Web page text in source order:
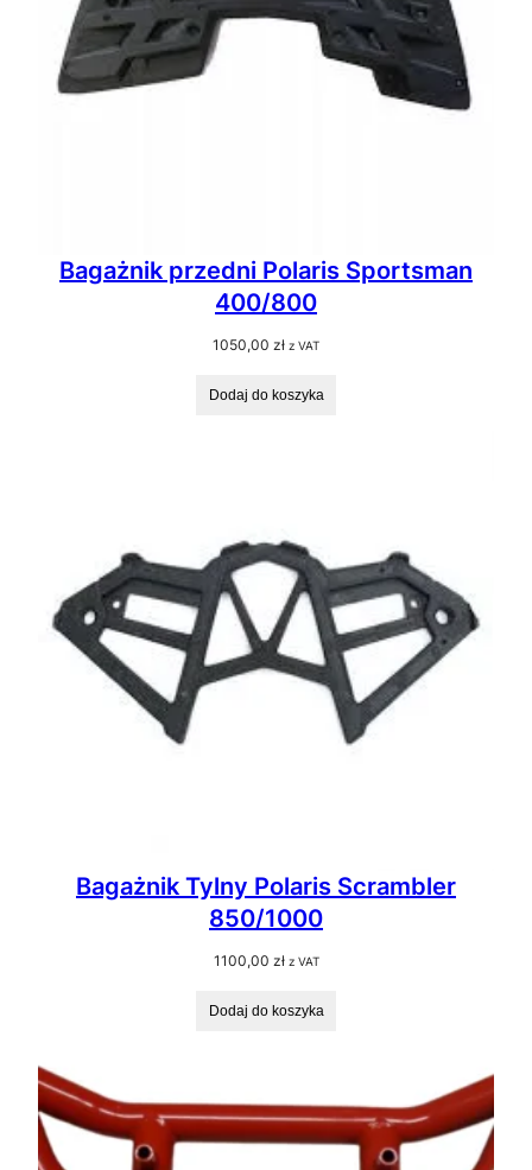
Bagażnik przedni Polaris Sportsman
400/800
1050,00 zł z VAT
Dodaj do koszyka
Bagażnik Tylny Polaris Scrambler
850/1000
1100,00 zł z VAT
Dodaj do koszyka